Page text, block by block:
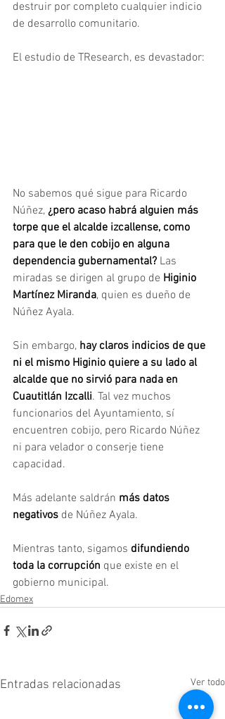
destruir por completo cualquier indicio
de desarrollo comunitario.
El estudio de TResearch, es devastador:
No sabemos qué sigue para Ricardo
Núñez, ¿pero acaso habrá alguien más
torpe que el alcalde izcallense, como
para que le den cobijo en alguna
dependencia gubernamental? Las
miradas se dirigen al grupo de Higinio
Martínez Miranda, quien es dueño de
Núñez Ayala.
Sin embargo, hay claros indicios de que
ni el mismo Higinio quiere a su lado al
alcalde que no sirvió para nada en
Cuautitlán Izcalli. Tal vez muchos
funcionarios del Ayuntamiento, sí
encuentren cobijo, pero Ricardo Núñez
ni para velador o conserje tiene
capacidad.
Más adelante saldrán más datos
negativos de Núñez Ayala.
Mientras tanto, sigamos difundiendo
toda la corrupción que existe en el
gobierno municipal.
Edomex
Entradas relacionadas Ver todo